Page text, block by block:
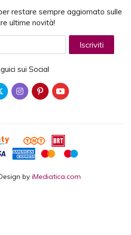
restare sempre aggiornato sulle
ultime novità!
Iscriviti
sui Social
by iMediatica.com